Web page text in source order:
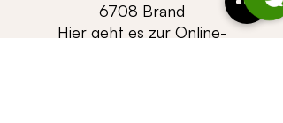
6708 Brand
Hier geht es zur Online-